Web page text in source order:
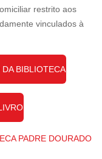
restrito aos
vinculados à
BIBLIOTECA
PADRE DOURADO